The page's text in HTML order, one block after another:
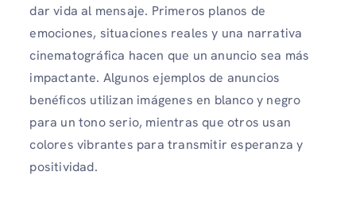
dar vida al mensaje. Primeros planos de
emociones, situaciones reales y una narrativa
cinematográfica hacen que un anuncio sea más
impactante. Algunos ejemplos de anuncios
benéficos utilizan imágenes en blanco y negro
para un tono serio, mientras que otros usan
colores vibrantes para transmitir esperanza y
positividad.